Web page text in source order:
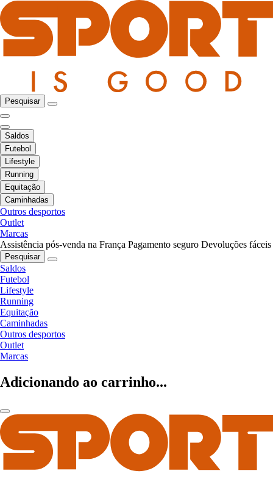
Pesquisar
Saldos
Futebol
Lifestyle
Running
Equitação
Caminhadas
Outros desportos
Outlet
Marcas
Assistência pós-venda na França Pagamento seguro Devoluções fáceis
Pesquisar
Saldos
Futebol
Lifestyle
Running
Equitação
Caminhadas
Outros desportos
Outlet
Marcas
Adicionando ao carrinho...